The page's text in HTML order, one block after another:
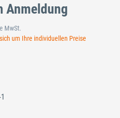
Anmeldung
MwSt.
um Ihre individuellen Preise